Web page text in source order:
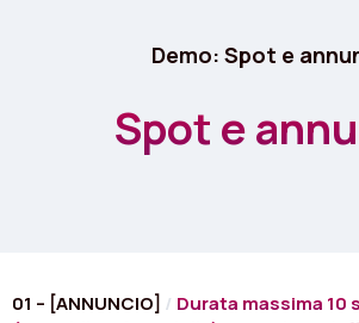
Tipi di attività
Scopri i mood
Lingua: Italiano
Demo: Spot e
Spot e
01 – [ANNUNCIO] / Durata massima 10